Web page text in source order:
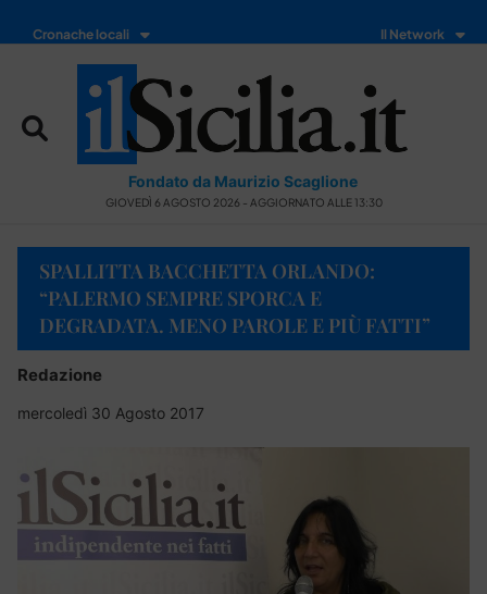
Cronache locali Il Network
Fondato da Maurizio Scaglione
GIOVEDÌ 6 AGOSTO 2026 - AGGIORNATO ALLE 13:30
SPALLITTA BACCHETTA ORLANDO:
“PALERMO SEMPRE SPORCA E
DEGRADATA. MENO PAROLE E PIÙ FATTI”
Redazione
mercoledì 30 Agosto 2017